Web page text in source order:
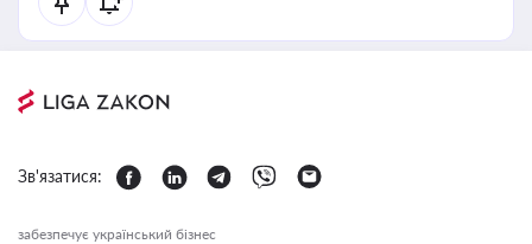
Зв'язатися:
забезпечує український бізнес